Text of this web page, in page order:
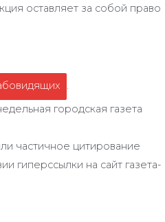
оставляет за собой право
.
городская газета
частичное цитирование
гиперссылки на сайт газета-